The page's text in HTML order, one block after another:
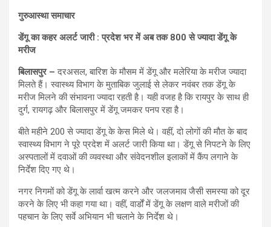
गुरुआस्था समाचार
डेंगू का कहर अलर्ट जारी : प्रदेश भर में अब तक 800 से ज्यादा डेंगू के
मरीज
बिलासपुर – दरअसल, बारिश के मौसम में डेंगू और मलेरिया के मरीज ज्यादा
मिलते हैं। स्वास्थ्य विभाग के मुताबिक जुलाई से लेकर नवंबर तक डेंगू के
मरीज मिलने की संभावना ज्यादा रहती है। यही वजह है कि रायपुर के साथ ही
दुर्ग, रायगढ़ और बिलासपुर में डेंगू जमकर पनप रहा है।
बीते महीने 200 से ज्यादा डेंगू के केस मिले थे। वहीं, दो लोगों की मौत के बाद
स्वास्थ्य विभाग ने पूरे प्रदेश में अलर्ट जारी किया था। डेंगू से निपटने के लिए
अस्पताल‍ों में दवाओं की व्यवस्था और संवेदनशील इलाकों में कैंप लगाने के
निर्देश दिए गए थे।
नगर निगमों को डेंगू के लार्वा खत्म करने और जलजमाव जैसी समस्या को दूर
करने के लिए भी कहा गया था। वहीं, वार्डों में डेंगू के लक्षण वाले मरीजों की
पहचान के लिए सर्वे अभियान भी चलाने के निर्देश थे।